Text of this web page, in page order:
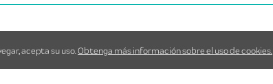
| Todos los derechos reservados
acepta su uso.Obtenga más información sobre el uso de cookies.